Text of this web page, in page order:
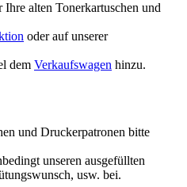
alten Tonerkartuschen und
oder auf unserer
dem Verkaufswagen hinzu.
und Druckerpatronen bitte
unseren ausgefüllten
usw. bei.